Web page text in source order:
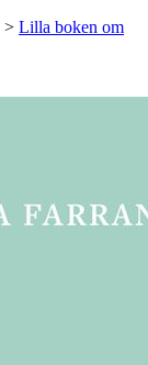
> Lilla boken om